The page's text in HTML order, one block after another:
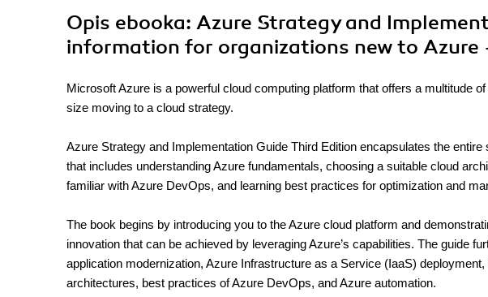
Opis ebooka: Azure Strategy and
information for organizations new to Azure
Microsoft Azure is a powerful cloud computing platform that offers a multitude
size moving to a cloud strategy.
Azure Strategy and Implementation Guide Third Edition encapsulates the
that includes understanding Azure fundamentals, choosing a suitable cloud
familiar with Azure DevOps, and learning best practices for optimization and
The book begins by introducing you to the Azure cloud platform and
innovation that can be achieved by leveraging Azure’s capabilities. The guide
application modernization, Azure Infrastructure as a Service (IaaS)
architectures, best practices of Azure DevOps, and Azure automation.